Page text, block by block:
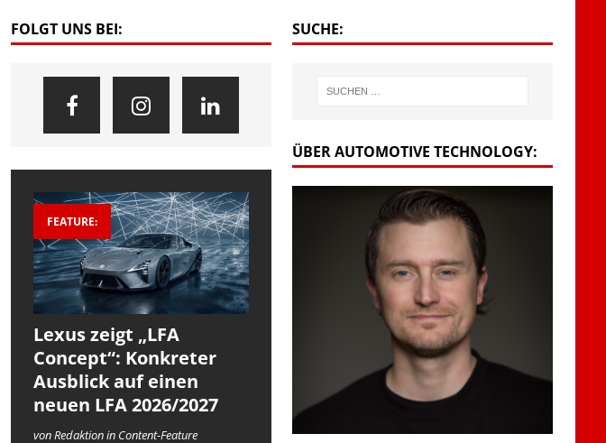
FOLGT UNS BEI:
FEATURE:
Lexus zeigt „LFA
Concept“: Konkreter
Ausblick auf einen
neuen LFA 2026/2027
von Redaktion in Content-Feature
SUCHE:
ÜBER AUTOMOTIVE TECHNOLOGY: